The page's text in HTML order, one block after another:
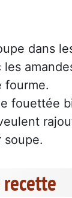
dans
les
fourme.
fouettée
soupe.